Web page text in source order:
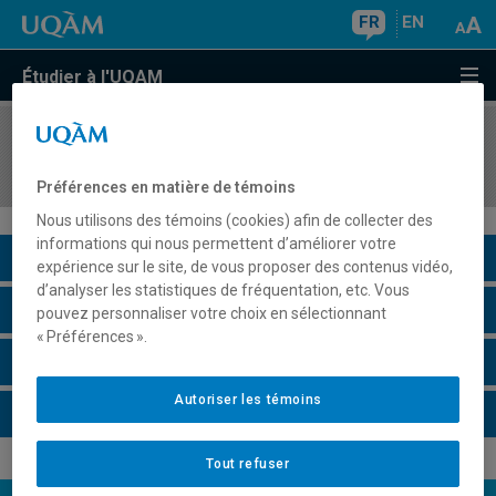
FR EN
Étudier à l'UQAM
COURS//
Description du cours
Horaire - Été 2026
Préférences en matière de témoins
Nous utilisons des témoins (cookies) afin de collecter des
informations qui nous permettent d’améliorer votre
expérience sur le site, de vous proposer des contenus vidéo,
d’analyser les statistiques de fréquentation, etc. Vous
pouvez personnaliser votre choix en sélectionnant
« Préférences ».
Tout refuser
Autoriser les témoins